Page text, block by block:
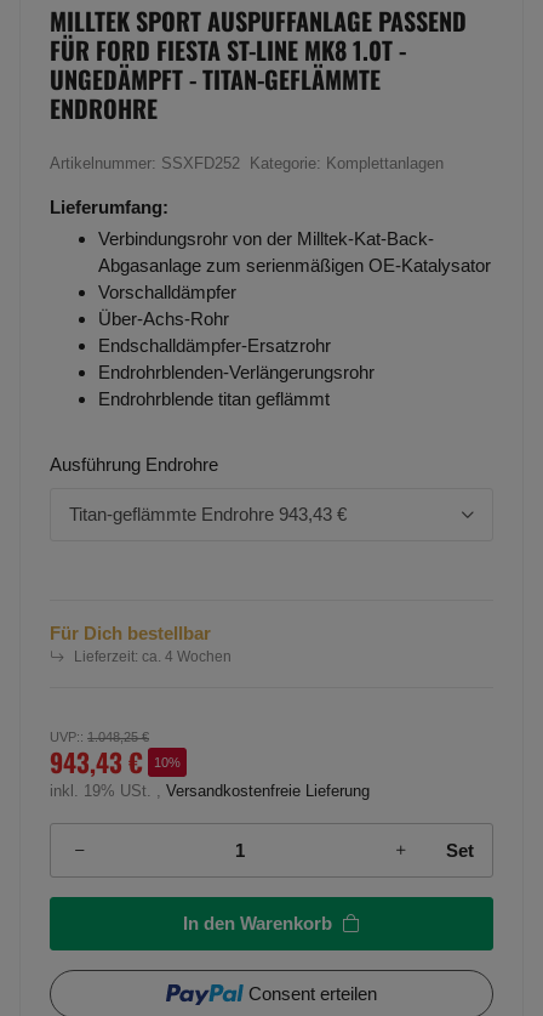
MILLTEK SPORT AUSPUFFANLAGE PASSEND
FÜR FORD FIESTA ST-LINE MK8 1.0T -
UNGEDÄMPFT - TITAN-GEFLÄMMTE
ENDROHRE
Artikelnummer: SSXFD252 Kategorie: Komplettanlagen
Lieferumfang:
Verbindungsrohr von der Milltek-Kat-Back-
Abgasanlage zum serienmäßigen OE-Katalysator
Vorschalldämpfer
Über-Achs-Rohr
Endschalldämpfer-Ersatzrohr
Endrohrblenden-Verlängerungsrohr
Endrohrblende titan geflämmt
Ausführung Endrohre
Titan-geflämmte Endrohre 943,43 €
Für Dich bestellbar
Lieferzeit: ca. 4 Wochen
UVP:: 1.048,25 €
943,43 € 10%
inkl. 19% USt. , Versandkostenfreie Lieferung
Set
In den Warenkorb
Consent erteilen